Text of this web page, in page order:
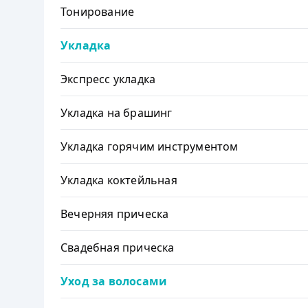
Тонирование
Укладка
Экспресс укладка
Укладка на брашинг
Укладка горячим инструментом
Укладка коктейльная
Вечерняя прическа
Свадебная прическа
Уход за волосами